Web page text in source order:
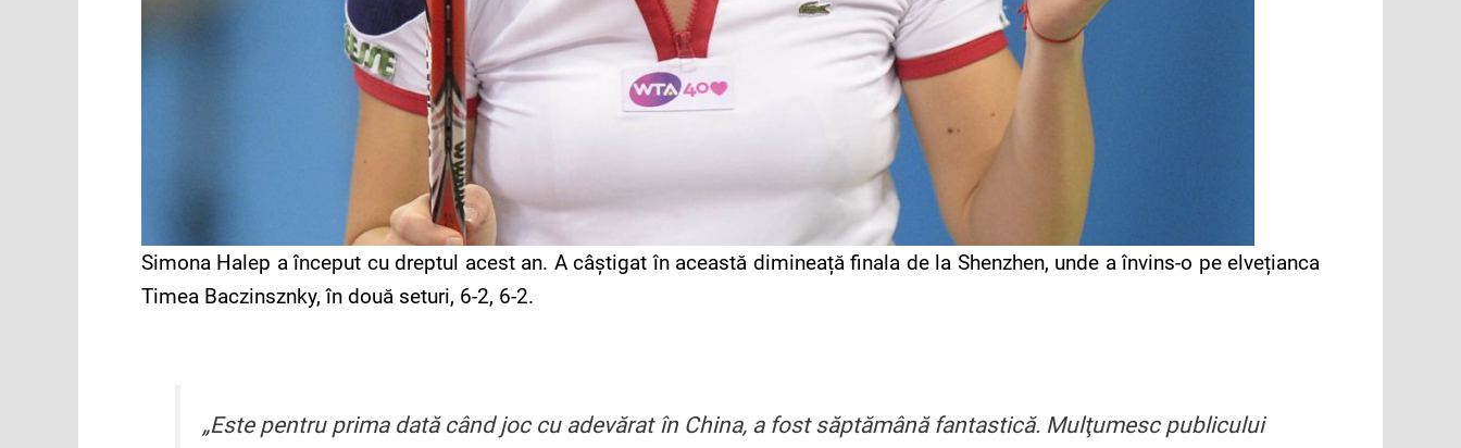
Simona Halep a început cu dreptul acest an. A câștigat în această dimineață finala de la Shenzhen, unde a învins-o pe elvețianca
Timea Baczinsznky, în două seturi, 6-2, 6-2.
„Este pentru prima dată când joc cu adevărat în China, a fost săptămână fantastică. Mulţumesc publicului